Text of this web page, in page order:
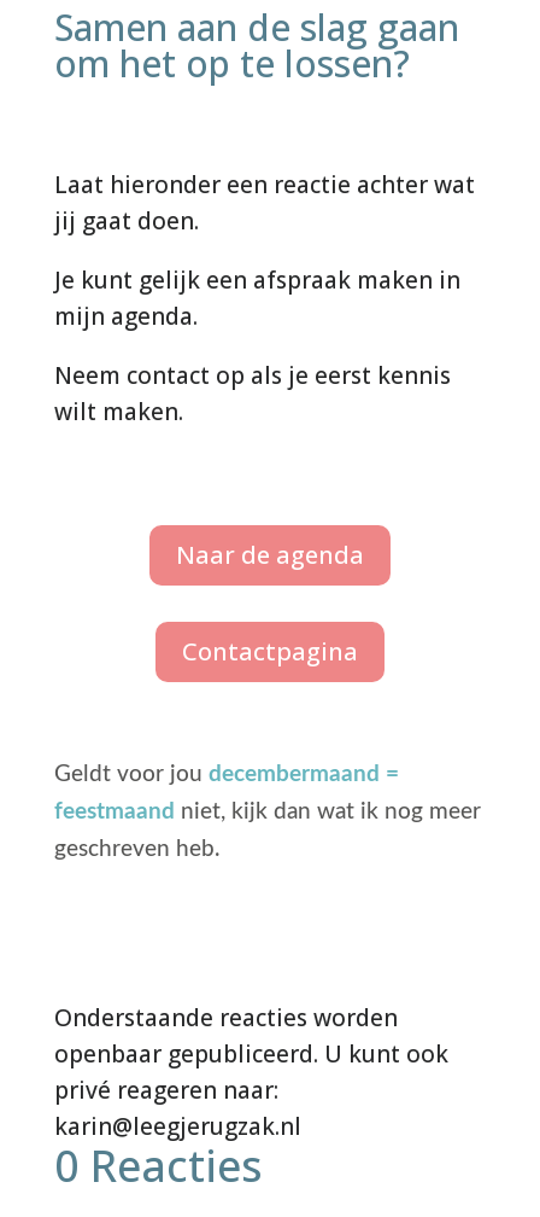
Samen aan de slag gaan
om het op te lossen?
Laat hieronder een reactie achter wat
jij gaat doen.
Je kunt gelijk een afspraak maken in
mijn agenda.
Neem contact op als je eerst kennis
wilt maken.
Naar de agenda
Contactpagina
Geldt voor jou decembermaand =
feestmaand niet, kijk dan wat ik nog meer
geschreven heb.
0 Reacties